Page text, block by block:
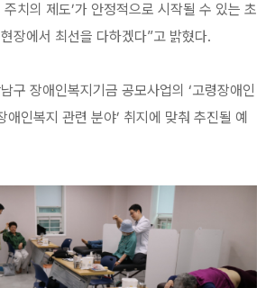
주치의 제도’가 안정적으로 시작될 수 있는 초
장에서 최선을 다하겠다”고 밝혔다.
구 장애인복지기금 공모사업의 ‘고령장애인
애인복지 관련 분야’ 취지에 맞춰 추진될 예